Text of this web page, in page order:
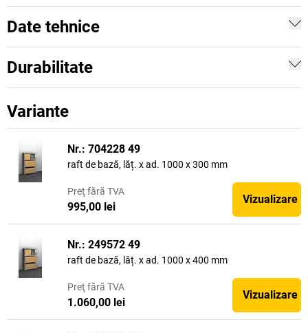
Date tehnice
Durabilitate
Variante
Nr.: 704228 49
raft de bază, lăț. x ad. 1000 x 300 mm
Preţ fără TVA
995,00 lei
Vizualizare
Nr.: 249572 49
raft de bază, lăț. x ad. 1000 x 400 mm
Preţ fără TVA
1.060,00 lei
Vizualizare